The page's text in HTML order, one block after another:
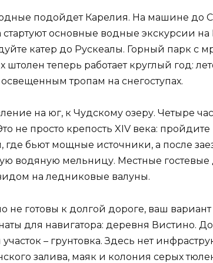
подойдет Карелия. На машине до
основные водные экскурсии на
катер до Рускеалы. Горный парк с
теперь работает круглый год:
тропам на снегоступах.
на юг, к Чудскому озеру. Четыре
не просто крепость XIV века:
бьют мощные источники, а после
водяную мельницу. Местные гостевые
на ледниковые валуны.
не готовы к долгой дороге, ваш
для навигатора: деревня Вистино.
– грунтовка. Здесь нет
залива, маяк и колония серых